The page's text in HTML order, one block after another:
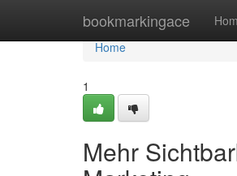
bookmarkingace
Home
Home
1
Mehr